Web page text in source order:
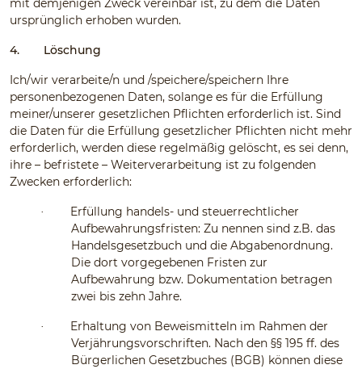
mit demjenigen Zweck vereinbar ist, zu dem die Daten
ursprünglich erhoben wurden.
4. Löschung
Ich/wir verarbeite/n und /speichere/speichern Ihre
personenbezogenen Daten, solange es für die Erfüllung
meiner/unserer gesetzlichen Pflichten erforderlich ist. Sind
die Daten für die Erfüllung gesetzlicher Pflichten nicht mehr
erforderlich, werden diese regelmäßig gelöscht, es sei denn,
ihre – befristete – Weiterverarbeitung ist zu folgenden
Zwecken erforderlich:
·
Erfüllung handels- und steuerrechtlicher
Aufbewahrungsfristen: Zu nennen sind z.B. das
Handelsgesetzbuch und die Abgabenordnung.
Die dort vorgegebenen Fristen zur
Aufbewahrung bzw. Dokumentation betragen
zwei bis zehn Jahre.
·
Erhaltung von Beweismitteln im Rahmen der
Verjährungsvorschriften. Nach den §§ 195 ff. des
Bürgerlichen Gesetzbuches (BGB) können diese